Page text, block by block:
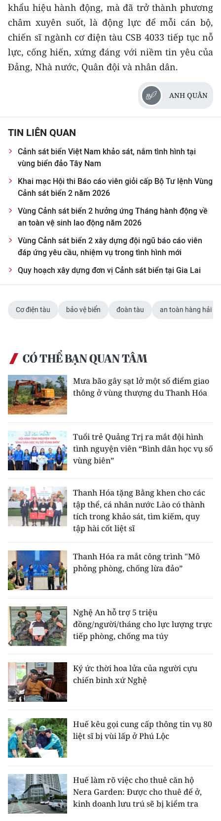
khẩu hiệu hành động, mà đã trở thành phương
châm xuyên suốt, là động lực để mỗi cán bộ,
chiến sĩ ngành cơ điện tàu CSB 4033 tiếp tục nỗ
lực, cống hiến, xứng đáng với niềm tin yêu của
Đảng, Nhà nước, Quân đội và nhân dân.
ANH QUÂN
TIN LIÊN QUAN
Cảnh sát biển Việt Nam khảo sát, nắm tình hình tại
vùng biển đảo Tây Nam
Khai mạc Hội thi Báo cáo viên giỏi cấp Bộ Tư lệnh Vùng
Cảnh sát biển 2 năm 2026
Vùng Cảnh sát biển 2 hưởng ứng Tháng hành động về
an toàn vệ sinh lao động năm 2026
Vùng Cảnh sát biển 2 xây dựng đội ngũ báo cáo viên
đáp ứng yêu cầu, nhiệm vụ trong tình hình mới
Quy hoạch xây dựng đơn vị Cảnh sát biển tại Gia Lai
Cơ điện tàu bảo vệ biển đoàn tàu an toàn hàng hải
CÓ THỂ BẠN QUAN TÂM
Mưa bão gây sạt lở một số điểm giao
thông ở vùng thượng du Thanh Hóa
Tuổi trẻ Quảng Trị ra mắt đội hình
tình nguyện viên “Bình dân học vụ số
vùng biên”
Thanh Hóa tặng Bằng khen cho các
tập thể, cá nhân nước Lào có thành
tích trong khảo sát, tìm kiếm, quy
tập hài cốt liệt sĩ
Thanh Hóa ra mắt công trình "Mô
phỏng phòng, chống lừa đảo”
Nghệ An hỗ trợ 5 triệu
đồng/người/tháng cho lực lượng trực
tiếp phòng, chống ma túy
Ký ức thời hoa lửa của người cựu
chiến binh xứ Nghệ
Huế kêu gọi cung cấp thông tin vụ 80
liệt sĩ bị vùi lấp ở Phú Lộc
Huế làm rõ việc cho thuê căn hộ
Nera Garden: Được cho thuê để ở,
kinh doanh lưu trú sẽ bị kiểm tra